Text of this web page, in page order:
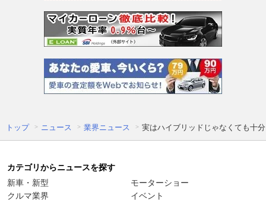
トップ ニュース 業界ニュース 実はハイブリッドじゃなくても十
カテゴリからニュースを探す
新車・新型
クルマ業界
モーターショー
イベント